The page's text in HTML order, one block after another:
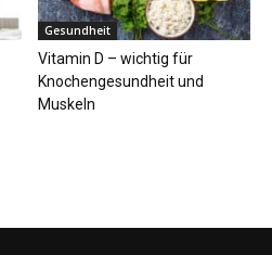
Gesundheit
Vitamin D – wichtig für
Knochengesundheit und
Muskeln